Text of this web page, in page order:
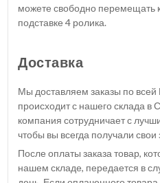
можете свободно перемещать
подставке 4 ролика.
Доставка
Мы доставляем заказы по всей
происходит с нашего склада в
компания сотрудничает с
чтобы вы всегда получали свои
После оплаты заказа товар,
нашем складе, передается в